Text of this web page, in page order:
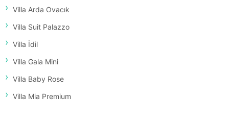
Villa Arda Ovacık
Villa Suit Palazzo
Villa İdil
Villa Gala Mini
Villa Baby Rose
Villa Mia Premium